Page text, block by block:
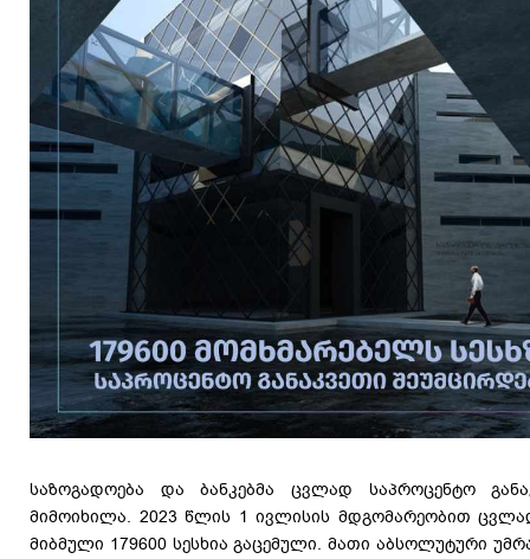
საზოგადოება და ბანკებმა ცვლად საპროცენტო
მიმოიხილა. 2023 წლის 1 ივლისის მდგომარეობით
მიბმული 179600 სესხია გაცემული. მათი აბსოლუტური